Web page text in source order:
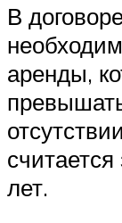
В
аренды,
лет.